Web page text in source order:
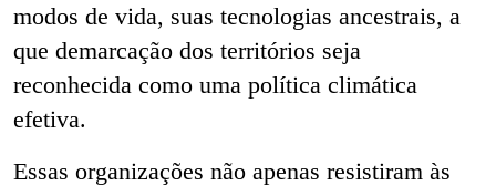
modos de vida, suas tecnologias ancestrais, a
que demarcação dos territórios seja
reconhecida como uma política climática
efetiva.
Essas organizações não apenas resistiram às